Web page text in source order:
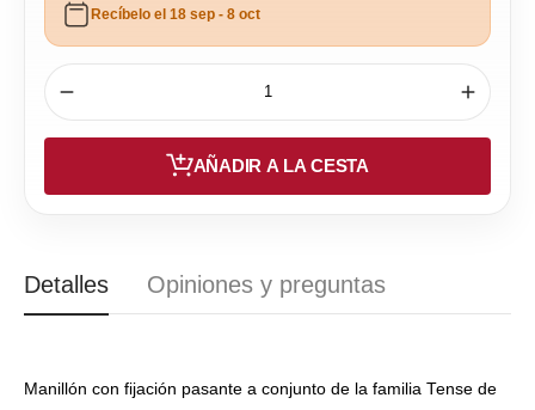
Recíbelo el 18 sep - 8 oct
AÑADIR A LA CESTA
Detalles Opiniones y preguntas
Manillón con fijación pasante a conjunto de la familia Tense de